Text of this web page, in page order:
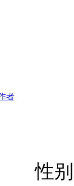
者
别：